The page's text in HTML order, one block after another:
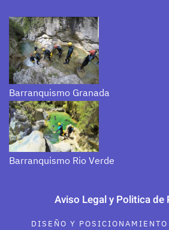
Barranquismo Granada
Barranquismo Rio Verde
Aviso Legal y Politica de
DISEÑO Y POSICIONAMIENTO